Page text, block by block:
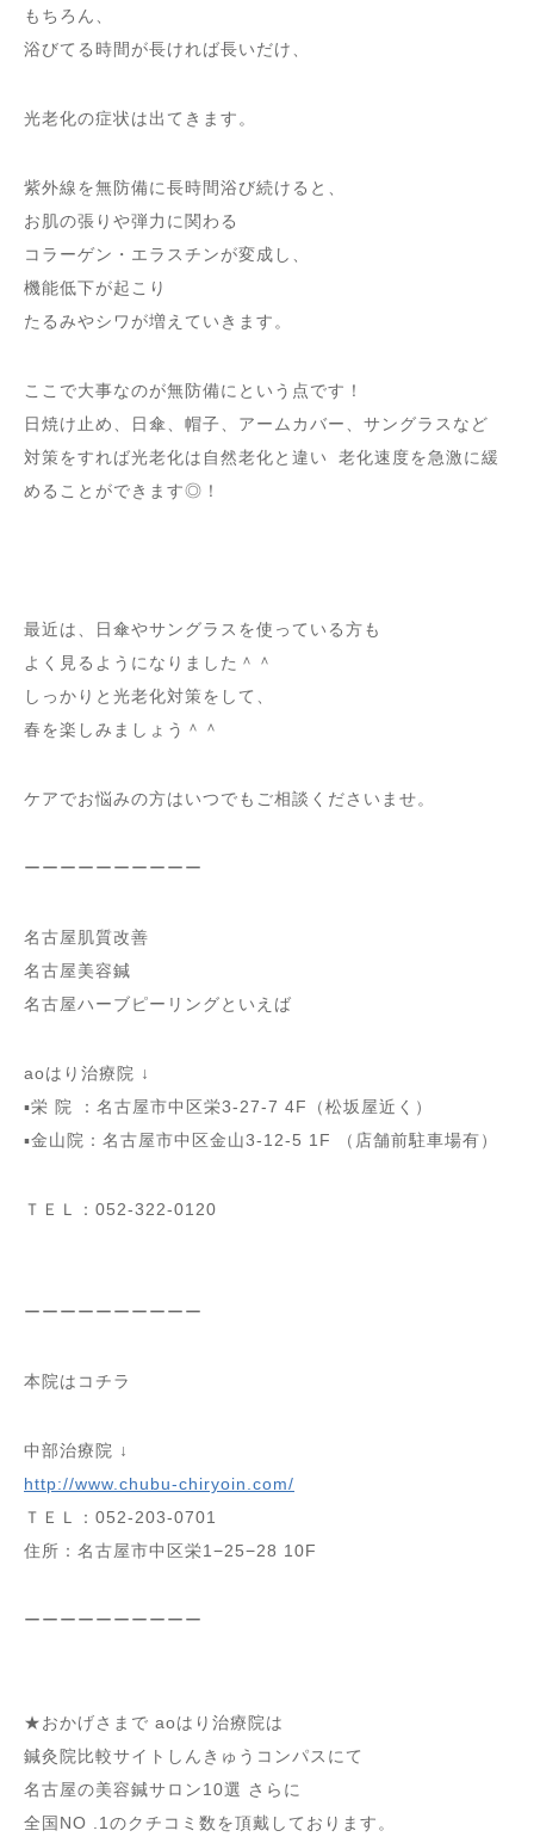
もちろん、
浴びてる時間が長ければ長いだけ、
光老化の症状は出てきます。
紫外線を無防備に長時間浴び続けると、
お肌の張りや弾力に関わる
コラーゲン・エラスチンが変成し、
機能低下が起こり
たるみやシワが増えていきます。
ここで大事なのが無防備にという点です！
日焼け止め、日傘、帽子、アームカバー、サングラスなど
対策をすれば光老化は自然老化と違い 老化速度を急激に緩
めることができます◎！
最近は、日傘やサングラスを使っている方も
よく見るようになりました＾＾
しっかりと光老化対策をして、
春を楽しみましょう＾＾
ケアでお悩みの方はいつでもご相談くださいませ。
ーーーーーーーーーー
名古屋肌質改善
名古屋美容鍼
名古屋ハーブピーリングといえば
aoはり治療院 ↓
▪️栄 院 ：名古屋市中区栄3-27-7 4F（松坂屋近く）
▪️金山院：名古屋市中区金山3-12-5 1F （店舗前駐車場有）
ＴＥＬ：052-322-0120
ーーーーーーーーーー
本院はコチラ
中部治療院 ↓
http://www.chubu-chiryoin.com/
ＴＥＬ：052-203-0701
住所：名古屋市中区栄1−25−28 10F
ーーーーーーーーーー
★おかげさまで aoはり治療院は
鍼灸院比較サイトしんきゅうコンパスにて
名古屋の美容鍼サロン10選 さらに
全国NO .1のクチコミ数を頂戴しております。